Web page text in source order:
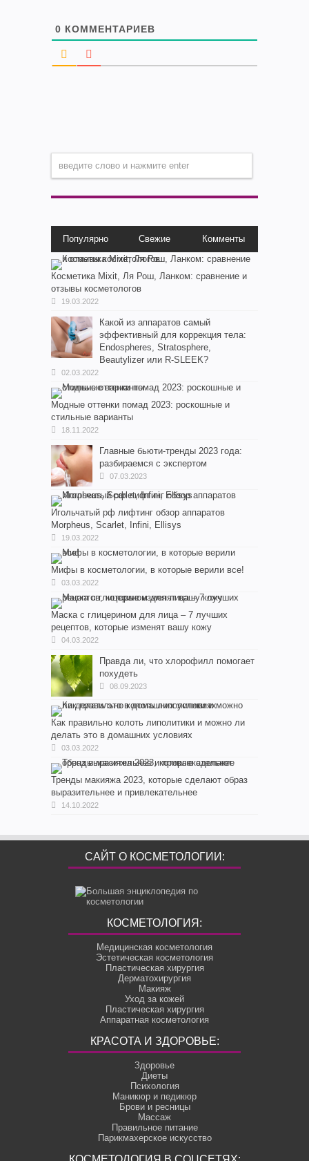
0 КОММЕНТАРИЕВ
Популярно Свежие Комменты
Косметика Мixit, Ля Рош, Ланком: сравнение и
отзывы косметологов
19.03.2022
Какой из аппаратов самый
эффективный для коррекция тела:
Endospheres, Stratosphere,
Beautylizer или R-SLEEK?
02.03.2022
Модные оттенки помад 2023: роскошные и
стильные варианты
18.11.2022
Главные бьюти-тренды 2023 года:
разбираемся с экспертом
07.03.2023
Игольчатый рф лифтинг обзор аппаратов
Morpheus, Scarlet, Infini, Ellisys
19.03.2022
Мифы в косметологии, в которые верили все!
03.03.2022
Маска с глицерином для лица – 7 лучших
рецептов, которые изменят вашу кожу
04.03.2022
Правда ли, что хлорофилл помогает
похудеть
08.09.2023
Как правильно колоть липолитики и можно ли
делать это в домашних условиях
03.03.2022
Тренды макияжа 2023, которые сделают образ
выразительнее и привлекательнее
14.10.2022
САЙТ О КОСМЕТОЛОГИИ:
КОСМЕТОЛОГИЯ:
Медицинская косметология
Эстетическая косметология
Пластическая хирургия
Дерматохирургия
Макияж
Уход за кожей
Пластическая хирургия
Аппаратная косметология
КРАСОТА И ЗДОРОВЬЕ:
Здоровье
Диеты
Психология
Маникюр и педикюр
Брови и ресницы
Массаж
Правильное питание
Парикмахерское искусство